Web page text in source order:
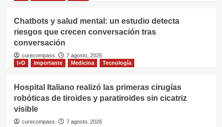
Chatbots y salud mental: un estudio detecta
riesgos que crecen conversación tras
conversación
curecompass
7 agosto, 2026
I+D
Importante Medicina Tecnología
Hospital Italiano realizó las primeras cirugías
robóticas de tiroides y paratiroides sin cicatriz
visible
curecompass 7 agosto, 2026